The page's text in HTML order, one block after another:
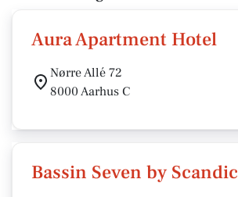
Aura Apartment Hotel
Nørre Allé 72
8000 Aarhus C
Bassin Seven by Scandic